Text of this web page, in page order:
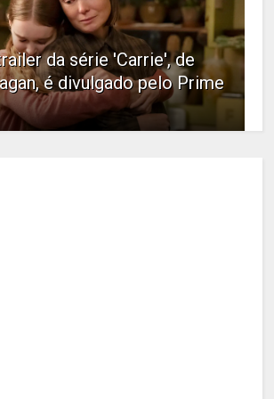
da série 'Carrie', de
é divulgado pelo Prime